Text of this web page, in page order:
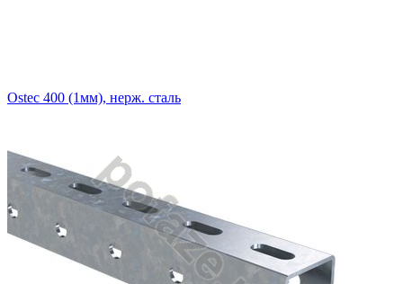
Ostec 400 (1мм), нерж. сталь